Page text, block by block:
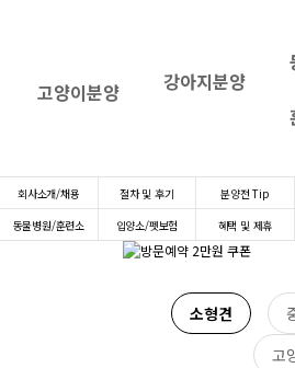
고양이분양 강아지분양
회사소개/채용 절차 및 후기 분양전 Tip
동물병원/훈련소
입양소/펫보험 혜택 및 제휴
소형견
고